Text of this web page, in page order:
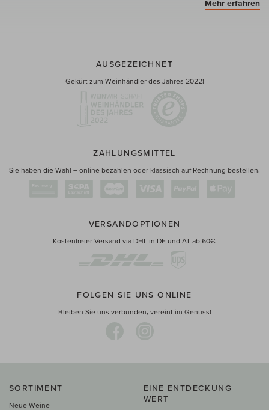
Mehr erfahren
AUSGEZEICHNET
Gekürt zum Weinhändler des Jahres 2022!
ZAHLUNGSMITTEL
Sie haben die Wahl – online bezahlen oder klassisch auf Rechnung bestellen.
VERSANDOPTIONEN
Kostenfreier Versand via DHL in DE und AT ab 60€.
FOLGEN SIE UNS ONLINE
Bleiben Sie uns verbunden, vereint im Genuss!
SORTIMENT
Neue Weine
EINE ENTDECKUNG
WERT